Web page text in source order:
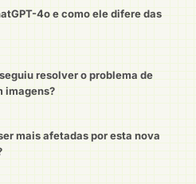
4o e como ele difere das
resolver o problema de
imagens?
mais afetadas por esta nova